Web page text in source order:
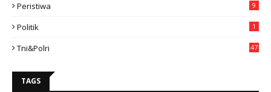
Peristiwa 9
Politik 1
Tni&polri 47
TAGS